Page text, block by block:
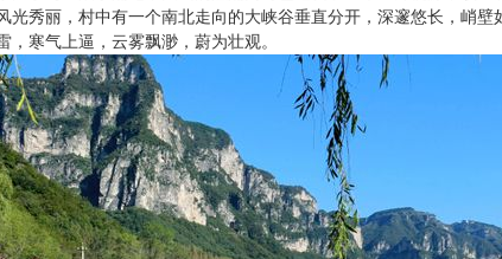
光秀丽，村中有一个南北走向的大峡谷垂直分开，深邃悠长，峭壁
，寒气上逼，云雾飘渺，蔚为壮观。